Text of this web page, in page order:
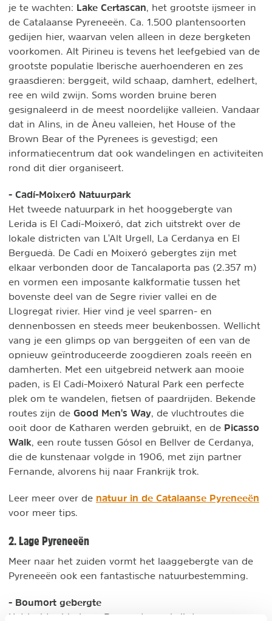
je te wachten: Lake Certascan , het grootste ijsmeer in
de Catalaanse Pyreneeën. Ca. 1.500 plantensoorten
gedijen hier, waarvan velen alleen in deze bergketen
voorkomen. Alt Pirineu is tevens het leefgebied van de
grootste populatie Iberische auerhoenderen en zes
graasdieren: berggeit, wild schaap, damhert, edelhert,
ree en wild zwijn. Soms worden bruine beren
gesignaleerd in de meest noordelijke valleien. Vandaar
dat in Alins, in de Àneu valleien, het House of the
Brown Bear of the Pyrenees is gevestigd; een
informatiecentrum dat ook wandelingen en activiteiten
rond dit dier organiseert.
- Cadí-Moixeró Natuurpark
Het tweede natuurpark in het hooggebergte van
Lerida is El Cadí-Moixeró, dat zich uitstrekt over de
lokale districten van L'Alt Urgell, La Cerdanya en El
Berguedà. De Cadí en Moixeró gebergtes zijn met
elkaar verbonden door de Tancalaporta pas (2.357 m)
en vormen een imposante kalkformatie tussen het
bovenste deel van de Segre rivier vallei en de
Llogregat rivier. Hier vind je veel sparren- en
dennenbossen en steeds meer beukenbossen. Wellicht
vang je een glimps op van berggeiten of een van de
opnieuw geïntroduceerde zoogdieren zoals reeën en
damherten. Met een uitgebreid netwerk aan mooie
paden, is El Cadí-Moixeró Natural Park een perfecte
plek om te wandelen, fietsen of paardrijden. Bekende
routes zijn de Good Men's Way , de vluchtroutes die
ooit door de Katharen werden gebruikt, en de Picasso
Walk , een route tussen Gósol en Bellver de Cerdanya,
die de kunstenaar volgde in 1906, met zijn partner
Fernande, alvorens hij naar Frankrijk trok.
Leer meer over de natuur in de Catalaanse Pyreneeën
voor meer tips.
2. Lage Pyreneeën
Meer naar het zuiden vormt het laaggebergte van de
Pyreneeën ook een fantastische natuurbestemming.
- Boumort gebergte
Het jachtgebied van Boumort, een kalkstenen